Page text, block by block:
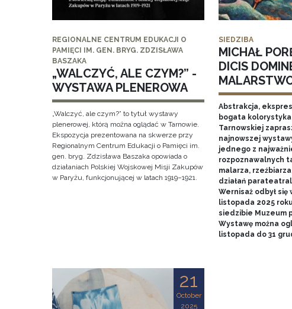
REGIONALNE CENTRUM EDUKACJI O
PAMIĘCI IM. GEN. BRYG. ZDZISŁAWA
BASZAKA
„WALCZYĆ, ALE CZYM?” -
WYSTAWA PLENEROWA
„Walczyć, ale czym?” to tytuł wystawy
plenerowej, którą można oglądać w Tarnowie.
Ekspozycja prezentowana na skwerze przy
Regionalnym Centrum Edukacji o Pamięci im.
gen. bryg. Zdzisława Baszaka opowiada o
działaniach Polskiej Wojskowej Misji Zakupów
w Paryżu, funkcjonującej w latach 1919–1921.
SIEDZIBA
MICHAŁ
DICIS
Abstrakcja,
bogata
Tarnowskiej
najnowszej
jednego z
rozpoznawalnych
malarza,
działań
Wernisaż odbył się
listopada 2025
siedzibie Muzeum
Wystawę można
listopada do 31
21
October
2025